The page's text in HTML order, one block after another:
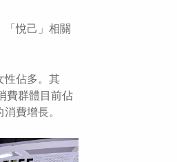
「悅己」相關
性佔多。其
費群體目前佔
費增長。